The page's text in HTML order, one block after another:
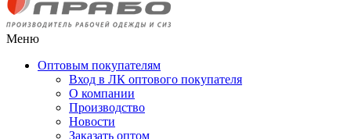
Меню
Оптовым покупателям
Вход в ЛК оптового покупателя
О компании
Производство
Новости
Заказать оптом